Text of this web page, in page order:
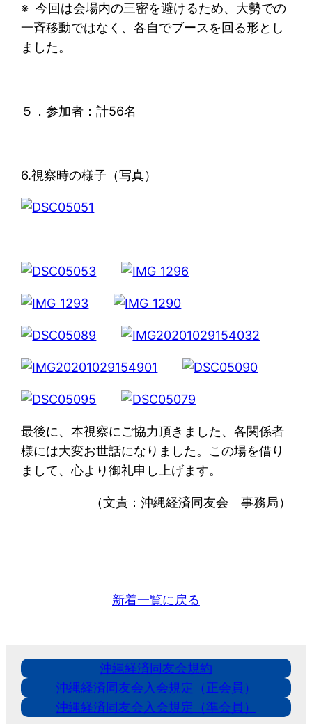
※ 今回は会場内の三密を避けるため、大勢での
一斉移動ではなく、各自でブースを回る形とし
ました。
５．参加者：計56名
6.視察時の様子（写真）
最後に、本視察にご協力頂きました、各関係者
様には大変お世話になりました。この場を借り
まして、心より御礼申し上げます。
（文責：沖縄経済同友会 事務局）
新着一覧に戻る
沖縄経済同友会規約
沖縄経済同友会入会規定（正会員）
沖縄経済同友会入会規定（準会員）